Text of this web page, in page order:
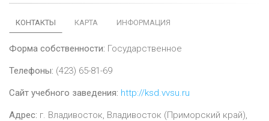
КОНТАКТЫ КАРТА ИНФОРМАЦИЯ
Форма собственности: Государственное
Телефоны: (423) 65-81-69
Сайт учебного заведения: http://ksd.vvsu.ru
Адрес: г. Владивосток, Владивосток (Приморский край),